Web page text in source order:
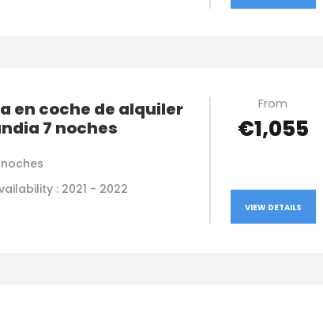
en coche de alquiler
7 noches
: 2021 - 2022
From
€1,055
VIEW DETAILS